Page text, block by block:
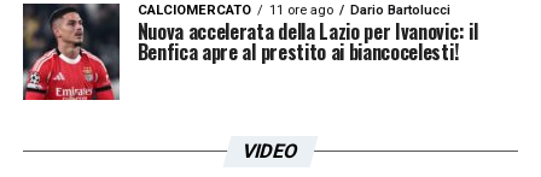
CALCIOMERCATO 11 ore ago Dario Bartolucci
Nuova accelerata della Lazio per Ivanovic: il
Benfica apre al prestito ai biancocelesti!
VIDEO